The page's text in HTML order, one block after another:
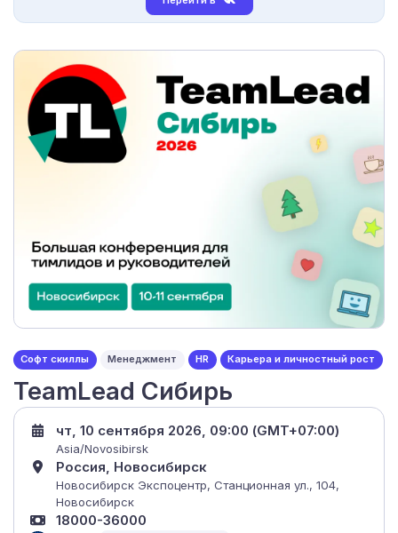
Софт скиллы Менеджмент HR Карьера и личностный рост
TeamLead Сибирь
чт, 10 сентября 2026, 09:00 (GMT+07:00)
Asia/Novosibirsk
Россия, Новосибирск
Новосибирск Экспоцентр, Станционная ул., 104,
Новосибирск
18000-36000